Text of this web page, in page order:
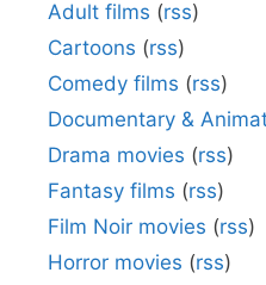
Adult films (rss)
Cartoons (rss)
Comedy films (rss)
Documentary &
Drama movies (rss)
Fantasy films (rss)
Film Noir movies (rss)
Horror movies (rss)